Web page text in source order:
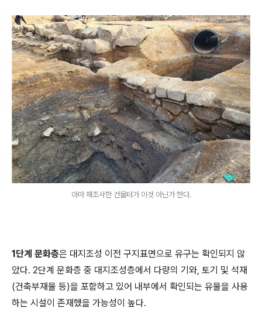
아마 재조사한 건물터가 이것 아닌가 한다.
1단계 문화층은 대지조성 이전 구지표면으로 유구는 확인되지 않
았다. 2단계 문화층 중 대지조성층에서 다량의 기와, 토기 및 석재
(건축부재물 등)을 포함하고 있어 내부에서 확인되는 유물을 사용
하는 시설이 존재했을 가능성이 높다.